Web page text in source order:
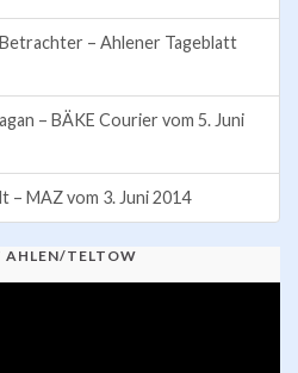
– Ahlener Tageblatt
– BÄKE Courier vom 5. Juni
– MAZ vom 3. Juni 2014
AHLEN/TELTOW